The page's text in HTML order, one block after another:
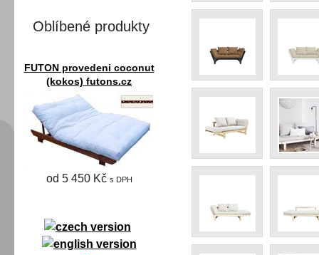
Oblíbené produkty
FUTON provedeni coconut
(kokos) futons.cz
od 5 450 Kč s DPH